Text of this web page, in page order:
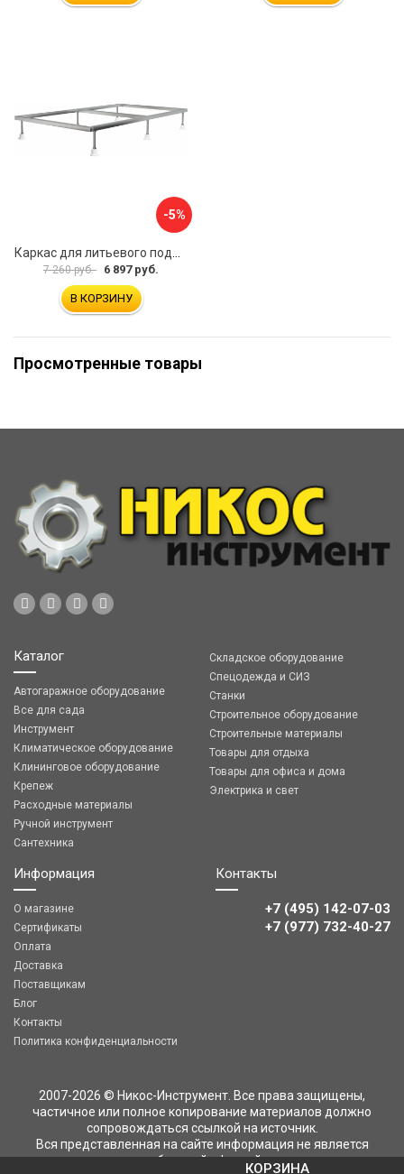
КОРЗИНА
-5%
7 260 руб. 6 897 руб.
В КОРЗИНУ
Просмотренные товары
Каталог
Автогаражное оборудование
Все для сада
Инструмент
Климатическое оборудование
Клининговое оборудование
Крепеж
Расходные материалы
Ручной инструмент
Сантехника
Складское оборудование
Спецодежда и СИЗ
Станки
Строительное оборудование
Строительные материалы
Товары для отдыха
Товары для офиса и дома
Электрика и свет
Информация
О магазине
Сертификаты
Оплата
Доставка
Поставщикам
Блог
Контакты
Политика конфиденциальности
Контакты
+7 (495) 142-07-03
‎‎+7 (977) 732-40-27
2007-2026 © Никос-Инструмент. Все права защищены,
частичное или полное копирование материалов должно
сопровождаться ссылкой на источник.
Вся представленная на сайте информация не является
публичной офертой